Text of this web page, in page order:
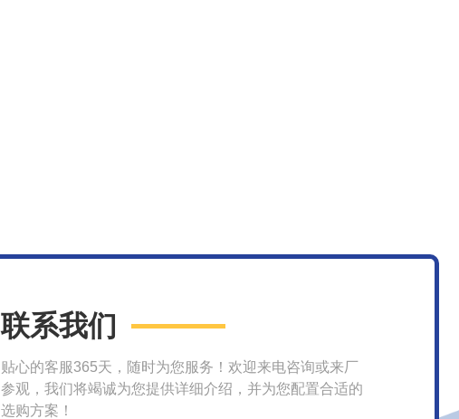
联系我们
贴心的客服365天，随时为您服务！欢迎来电咨询或来厂
参观，我们将竭诚为您提供详细介绍，并为您配置合适的
选购方案！